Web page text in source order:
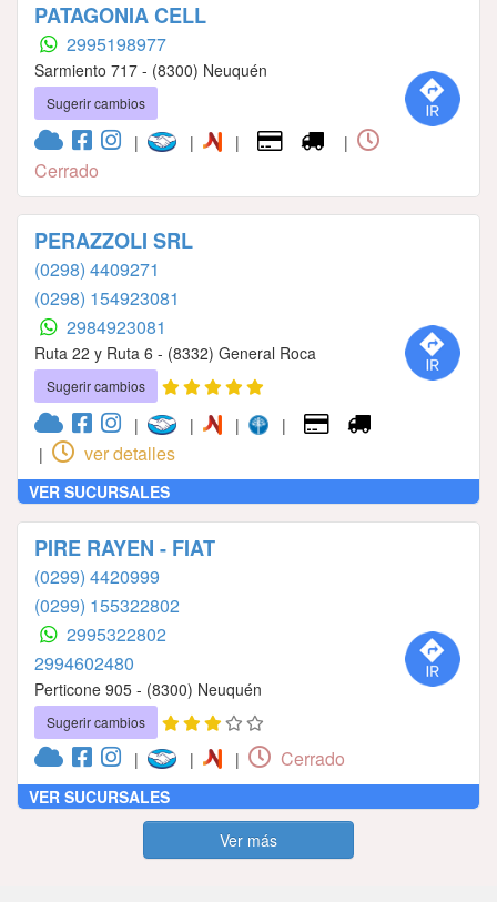
PATAGONIA CELL
2995198977
Sarmiento 717 - (8300) Neuquén
Sugerir cambios
| | | |
Cerrado
PERAZZOLI SRL
(0298) 4409271
(0298) 154923081
2984923081
Ruta 22 y Ruta 6 - (8332) General Roca
Sugerir cambios
| | |
|
|
ver detalles
VER SUCURSALES
PIRE RAYEN - FIAT
(0299) 4420999
(0299) 155322802
2995322802
2994602480
Perticone 905 - (8300) Neuquén
Sugerir cambios
| | | Cerrado
VER SUCURSALES
Ver más